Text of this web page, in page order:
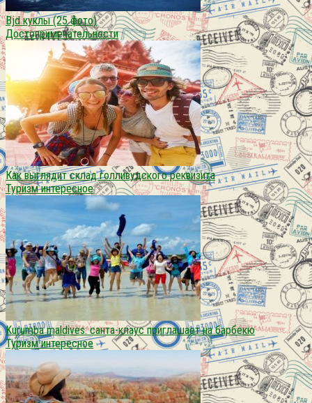
Bjd куклы (25 фото)
Достопримечательности
Как выглядит склад голливудского реквизита
Туризм интересное
Kurumba maldives: санта-клаус приглашает на барбекю
Туризм интересное